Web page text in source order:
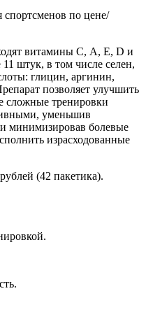
витамины С, А, Е, D и
штук, в том числе селен,
глицин, аргинин,
позволяет улучшить
сложные тренировки
уменьшив
минимизировав болевые
израсходованные
(42 пакетика).